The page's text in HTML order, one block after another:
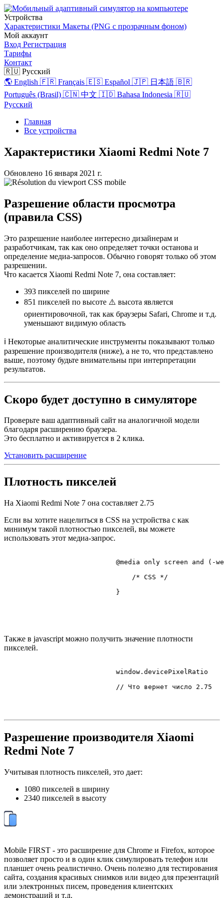
Устройства
Характеристики Макеты (PNG с прозрачным фоном)
Мой аккаунт
Вход Регистрация
Тарифы
Контакт
🇷🇺 Русский
🌎 English 🇫🇷 Français 🇪🇸 Español 🇯🇵 日本語 🇧🇷
Português (Brasil) 🇨🇳 中文 🇮🇩 Bahasa Indonesia 🇷🇺
Русский
Главная
Все устройства
Характеристики Xiaomi Redmi Note 7
Обновлено 16 января 2021 г.
Разрешение области просмотра
(правила CSS)
Это разрешение наиболее интересно дизайнерам и
разработчикам, так как оно определяет точки останова и
определение медиа-запросов. Обычно говорят только об этом
разрешении.
Что касается Xiaomi Redmi Note 7, она составляет:
393 пикселей по ширине
851 пикселей по высоте ⚠️ высота является
ориентировочной, так как браузеры Safari, Chrome и т.д.
уменьшают видимую область
ℹ️ Некоторые аналитические инструменты показывают только
разрешение производителя (ниже), а не то, что представлено
выше, поэтому будьте внимательны при интерпретации
результатов.
Скоро будет доступно в симуляторе
Проверьте ваш адаптивный сайт на аналогичной модели
благодаря расширению браузера.
Это бесплатно и активируется в 2 клика.
Установить расширение
Плотность пикселей
На Xiaomi Redmi Note 7 она составляет 2.75
Если вы хотите нацелиться в CSS на устройства с как
минимум такой плотностью пикселей, вы можете
использовать этот медиа-запрос.
@media only screen and (-
/* CSS */
                            }
Также в javascript можно получить значение плотности
пикселей.
                            window.
devicePixelRatio
// Что вернет число 2.75
Разрешение производителя Xiaomi
Redmi Note 7
Учитывая плотность пикселей, это дает:
1080 пикселей в ширину
2340 пикселей в высоту
Mobile FIRST - это расширение для Chrome и Firefox, которое
позволяет просто и в один клик симулировать телефон или
планшет очень реалистично. Очень полезно для тестирования
сайта, создания красивых снимков или видео для презентаций
или электронных писем, проведения клиентских
демонстраций и т.д.